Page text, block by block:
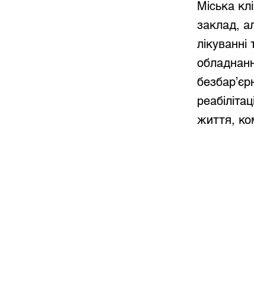
Міська
заклад,
лікуванні
життя,